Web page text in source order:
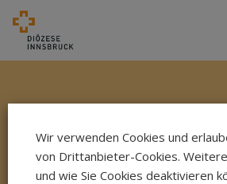
Wir verwenden Cookies und
von Drittanbieter-Cookies.
und wie Sie Cookies deaktivieren